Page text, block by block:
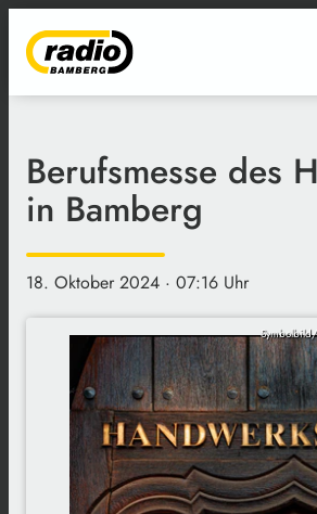
Berufsmesse des
in Bamberg
18. Oktober 2024 · 07:16 Uhr